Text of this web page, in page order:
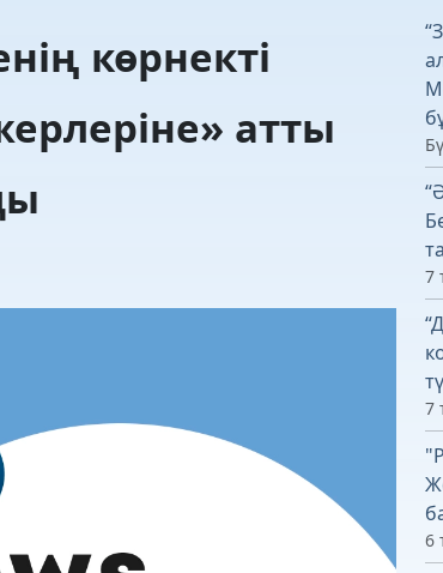
көрнекті
атты
7
7
6